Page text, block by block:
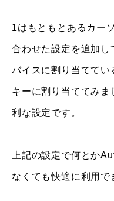
1はもともとあるカー
合わせた設定を追加
バイスに割り当ててい
キーに割り当ててみ
利な設定です。
上記の設定で何とか
なくても快適に利用で